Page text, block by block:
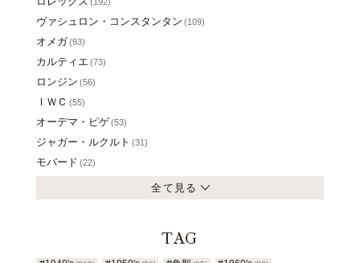
(192)
ヴァシュロン・コンスタンタン (109)
オメガ(93)
カルティエ (73)
ロンジン (56)
ＩＷＣ (55)
オーデマ・ピゲ(53)
ジャガー・ルクルト (31)
モバード (22)
全て見る
TAG